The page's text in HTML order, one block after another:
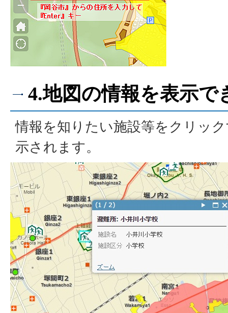
4.地図の情報を表示で
情報を知りたい施設等をクリッ
示されます。